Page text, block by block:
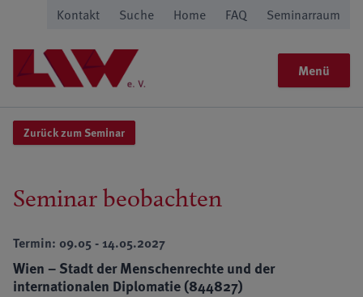
Kontakt Suche Home FAQ Seminarraum
Menü
Zurück zum Seminar
Seminar beobachten
Termin: 09.05 - 14.05.2027
Wien – Stadt der Menschenrechte und der
internationalen Diplomatie (844827)